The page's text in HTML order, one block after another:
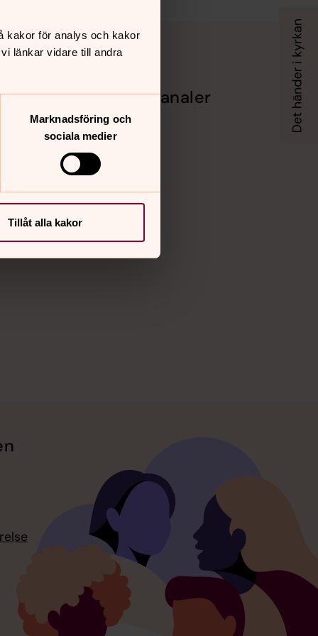
kakor för analys och kakor
länkar vidare till andra
Marknadsföring och
sociala medier
Tillåt alla kakor
Sociala kanaler
Facebook
Instagram
Vimeo